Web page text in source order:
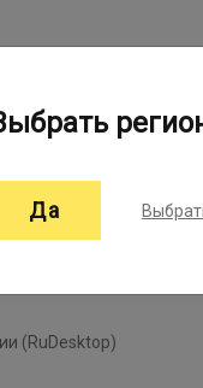
(RuDesktop)
Да